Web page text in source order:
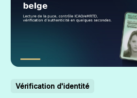
Vérification d'identité